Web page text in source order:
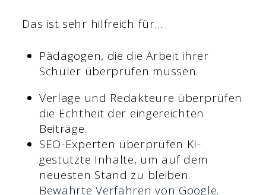
Das ist sehr hilfreich für…
Pädagogen, die die Arbeit ihrer
Schüler überprüfen müssen.
Verlage und Redakteure überprüfen
die Echtheit der eingereichten
Beiträge.
SEO-Experten überprüfen KI-
gestützte Inhalte, um auf dem
neuesten Stand zu bleiben.
Bewährte Verfahren von Google.